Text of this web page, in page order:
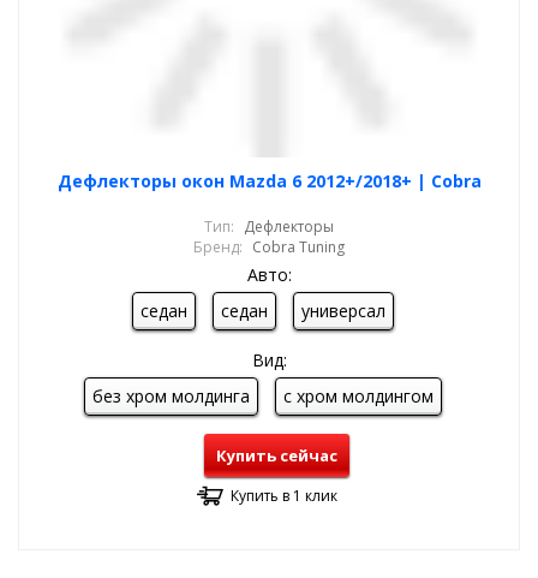
Дефлекторы окон Mazda 6 2012+/2018+ | Cobra
Тип: Дефлекторы
Бренд: Cobra Tuning
Авто:
седан
седан универсал
Вид:
без хром молдинга
с хром молдингом
Купить сейчас
Купить в 1 клик